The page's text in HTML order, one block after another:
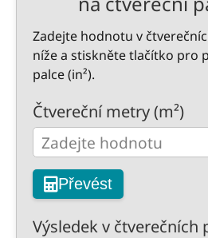
Zadejte hodnotu v
níže a stiskněte tlačítko pro
palce (in²).
Čtvereční metry (m²)
Převést
Výsledek v čtverečních